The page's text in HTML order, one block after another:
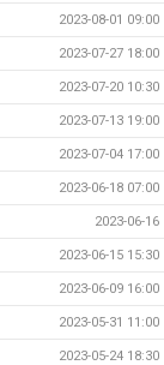
2023-08-01 09:00
2023-07-27 18:00
2023-07-20 10:30
2023-07-13 19:00
2023-07-04 17:00
2023-06-18 07:00
2023-06-16
2023-06-15 15:30
2023-06-09 16:00
2023-05-31 11:00
2023-05-24 18:30